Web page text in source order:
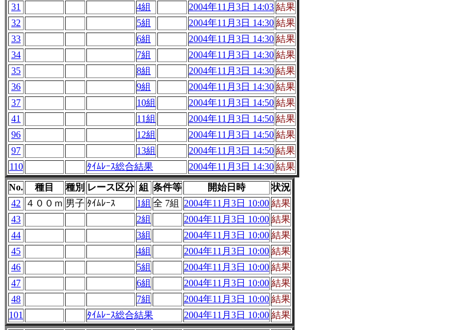
31
4組 2004年11月3日 14:03 結果
32
5組 2004年11月3日 14:30 結果
33
6組 2004年11月3日 14:30 結果
34
7組 2004年11月3日 14:30 結果
35
8組 2004年11月3日 14:30 結果
36
9組 2004年11月3日 14:30 結果
37
10組 2004年11月3日 14:50 結果
41
11組 2004年11月3日 14:50 結果
96
12組 2004年11月3日 14:50 結果
97
13組 2004年11月3日 14:50 結果
110
ﾀｲﾑﾚｰｽ総合結果 2004年11月3日 14:30 結果
No. 種目 種別 レース区分 組 条件等 開始日時
状況
42
４００ｍ 男子 ﾀｲﾑﾚｰｽ 1組 全 7組 2004年11月3日 10:00 結果
43
2組 2004年11月3日 10:00 結果
44
3組 2004年11月3日 10:00 結果
45
4組 2004年11月3日 10:00 結果
46
5組 2004年11月3日 10:00 結果
47
6組 2004年11月3日 10:00 結果
48
7組 2004年11月3日 10:00 結果
101
ﾀｲﾑﾚｰｽ総合結果 2004年11月3日 10:00 結果